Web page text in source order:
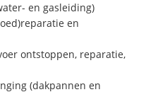
en gasleiding)
en
ontstoppen, reparatie,
(dakpannen en